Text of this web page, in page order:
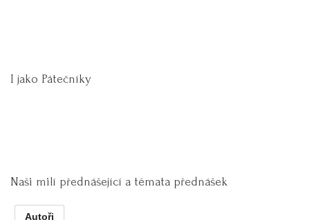
I jako Pátečníky
Naši milí přednášející a témata přednášek
Autoři